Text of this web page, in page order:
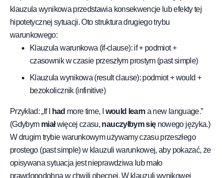
klauzula wynikowa przedstawia konsekwencje lub efekty tej
hipotetycznej sytuacji. Oto struktura drugiego trybu
warunkowego:
Klauzula warunkowa (if-clause): if + podmiot +
czasownik w czasie przeszłym prostym (past simple)
Klauzula wynikowa (result clause): podmiot + would +
bezokolicznik (infinitive)
Przykład: „If I had more time, I would learn a new language.”
(Gdybym miałwięcej czasu, nauczyłbym sięnowego języka.)
W drugim trybie warunkowym używamy czasu przeszłego
prostego (past simple) w klauzuli warunkowej, aby pokazać, że
opisywana sytuacja jest nieprawdziwa lub mało
prawdopodobna w chwili obecnej. W klauzuli wynikowej